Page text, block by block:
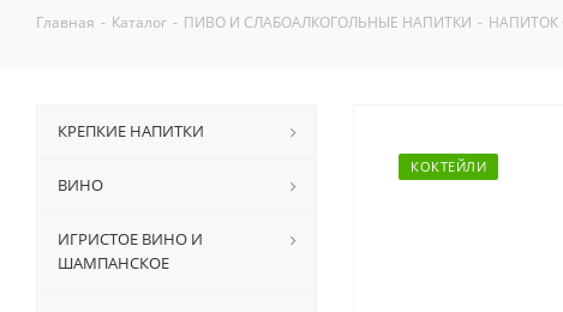
Главная - Каталог - ПИВО И СЛАБОАЛКОГОЛЬНЫЕ НАПИТКИ - НАПИТОК
КОКТЕЙЛИ
КРЕПКИЕ НАПИТКИ
ВИНО
ИГРИСТОЕ ВИНО И
ШАМПАНСКОЕ